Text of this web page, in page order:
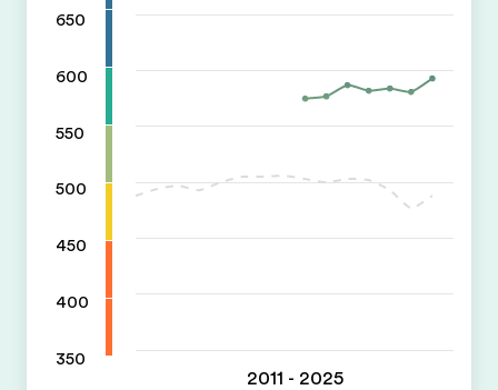
650
600
550
500
450
400
350
2011 - 2025